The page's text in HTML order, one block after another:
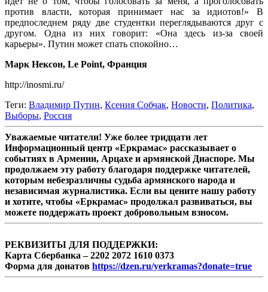
против власти, которая принимает нас за идиотов!» В
предпоследнем ряду две студентки переглядываются друг с
другом. Одна из них говорит: «Она здесь из-за своей
карьеры». Путин может спать спокойно…
Марк Нексон, Le Point, Франция
http://inosmi.ru/
Теги: Владимир Путин, Ксения Собчак, Новости, Политика,
Выборы, Россия
Уважаемые читатели! Уже более тридцати лет
Информационный центр «Еркрамас» рассказывает о
событиях в Армении, Арцахе и армянской Диаспоре. Мы
продолжаем эту работу благодаря поддержке читателей,
которым небезразличны судьба армянского народа и
независимая журналистика. Если вы цените нашу работу
и хотите, чтобы «Еркрамас» продолжал развиваться, вы
можете поддержать проект добровольным взносом.
РЕКВИЗИТЫ ДЛЯ ПОДДЕРЖКИ:
Карта Сбербанка – 2202 2072 1610 0373
Форма для донатов https://dzen.ru/yerkramas?donate=true